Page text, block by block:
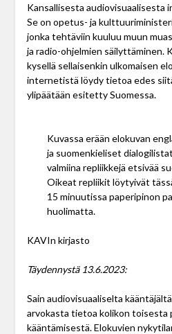
Kansallisesta
Se on opetus- ja
jonka tehtäviin kuuluu muun
ja radio-ohjelmien säilyttäminen.
kysellä sellaisenkin ulkomaisen
internetistä löydy tietoa edes
ylipäätään esitetty Suomessa.
Kuvassa erään elokuvan
ja suomenkieliset
valmiina repliikkejä etsivää
Oikeat repliikit löytyivät
15 minuutissa paperipinon
huolimatta.
KAVIn kirjasto
Täydennystä 13.6.2023:
Sain audiovisuaaliselta
arvokasta tietoa kolikon toisesta
kääntämisestä. Elokuvien